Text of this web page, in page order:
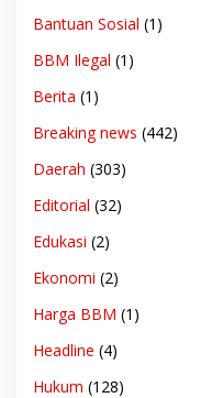
Bantuan Sosial (1)
BBM Ilegal (1)
Berita (1)
Breaking news (442)
Daerah (303)
Editorial (32)
Edukasi (2)
Ekonomi (2)
Harga BBM (1)
Headline (4)
Hukum (128)